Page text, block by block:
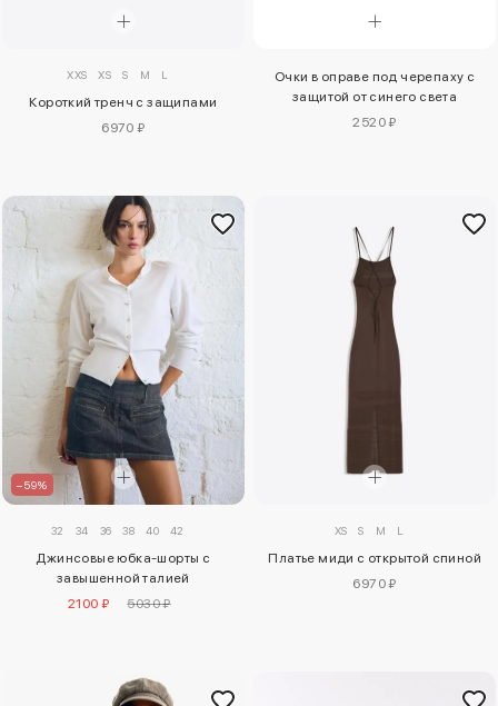
XXS XS S M L
Короткий тренч с защипами
6970 ₽
Очки в оправе под черепаху с
защитой от синего света
2520 ₽
–59%
32 34 36 38 40 42
Джинсовые юбка-шорты с
завышенной талией
2100 ₽
5030 ₽
XS S M L
Платье миди с открытой спиной
6970 ₽